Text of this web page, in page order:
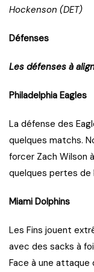
Hockenson (DET)
Défenses
Les défenses à
Philadelphia Eagles
La défense des
quelques matchs.
forcer Zach Wilson
quelques pertes de
Miami Dolphins
Les Fins jouent
avec des sacks à
Face à une